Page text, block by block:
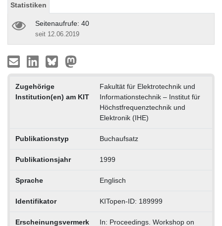
Statistiken
Seitenaufrufe: 40
seit 12.06.2019
Zugehörige
Institution(en) am KIT
Fakultät für Elektrotechnik und
Informationstechnik – Institut für
Höchstfrequenztechnik und
Elektronik (IHE)
Publikationstyp Buchaufsatz
Publikationsjahr 1999
Sprache Englisch
Identifikator KITopen-ID: 189999
Erscheinungsvermerk In: Proceedings. Workshop on